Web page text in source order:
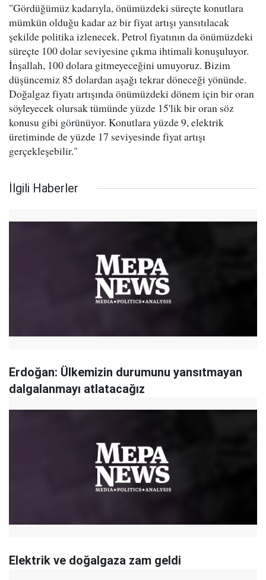
"Gördüğümüz kadarıyla, önümüzdeki süreçte konutlara
mümkün olduğu kadar az bir fiyat artışı yansıtılacak
şekilde politika izlenecek. Petrol fiyatının da önümüzdeki
süreçte 100 dolar seviyesine çıkma ihtimali konuşuluyor.
İnşallah, 100 dolara gitmeyeceğini umuyoruz. Bizim
düşüncemiz 85 dolardan aşağı tekrar döneceği yönünde.
Doğalgaz fiyatı artışında önümüzdeki dönem için bir oran
söyleyecek olursak tümünde yüzde 15'lik bir oran söz
konusu gibi görünüyor. Konutlara yüzde 9, elektrik
üretiminde de yüzde 17 seviyesinde fiyat artışı
gerçekleşebilir."
İlgili Haberler
Erdoğan: Ülkemizin durumunu yansıtmayan
dalgalanmayı atlatacağız
Elektrik ve doğalgaza zam geldi